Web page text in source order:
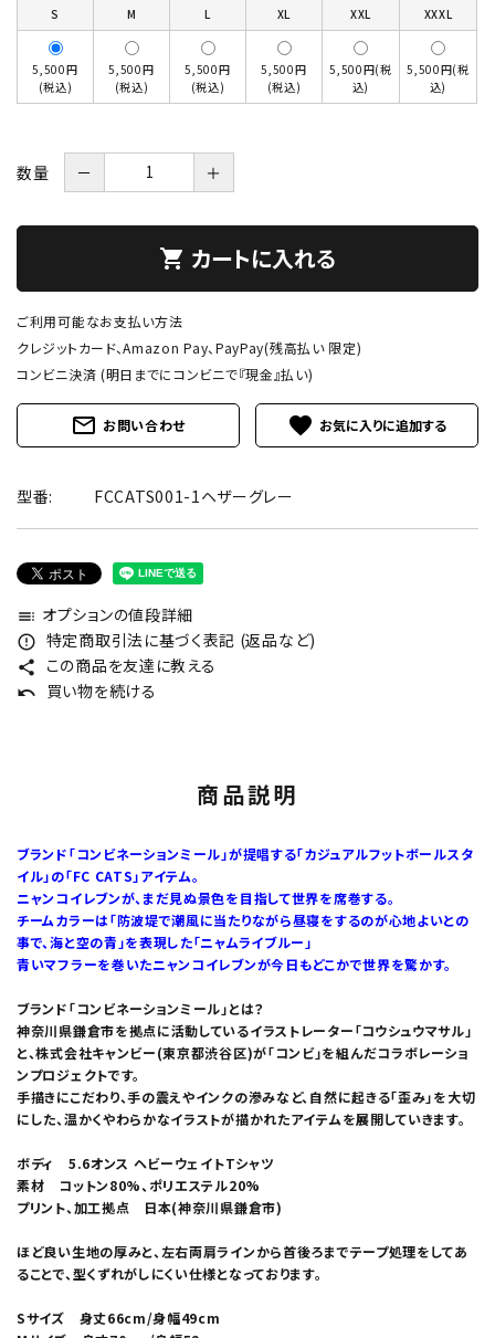
S M L XL XXL XXXL
5,500円
(税込)
5,500円
(税込)
5,500円
(税込)
5,500円
(税込)
5,500円(税
込)
5,500円(税
込)
数量 － ＋
shopping_cart カートに入れる
ご利用可能なお支払い方法
クレジットカード、Amazon Pay、PayPay(残高払い 限定)
コンビニ決済 (明日までにコンビニで『現金』払い)
mail_outline お問い合わせ favorite
型番: FCCATS001-1ヘザーグレー
toc オプションの値段詳細
error_outline 特定商取引法に基づく表記 (返品など)
share この商品を友達に教える
undo 買い物を続ける
商品説明
ブランド「コンビネーションミール」が提唱する「カジュアルフットボールスタ
イル」の「FC CATS」アイテム。
ニャンコイレブンが、まだ見ぬ景色を目指して世界を席巻する。
チームカラーは「防波堤で潮風に当たりながら昼寝をするのが心地よいとの
事で、海と空の青」を表現した「ニャムライブルー」
青いマフラーを巻いたニャンコイレブンが今日もどこかで世界を驚かす。
ブランド「コンビネーションミール」とは？
神奈川県鎌倉市を拠点に活動しているイラストレーター「コウシュウマサル」
と、株式会社キャンビー(東京都渋谷区)が「コンビ」を組んだコラボレーショ
ンプロジェクトです。
手描きにこだわり、手の震えやインクの滲みなど、自然に起きる「歪み」を大切
にした、温かくやわらかなイラストが描かれたアイテムを展開していきます。
ボディ 5.6オンス ヘビーウェイトTシャツ
素材 コットン80%、ポリエステル20%
プリント、加工拠点 日本(神奈川県鎌倉市)
ほど良い生地の厚みと、左右両肩ラインから首後ろまでテープ処理をしてあ
ることで、型くずれがしにくい仕様となっております。
Sサイズ 身丈66cm/身幅49cm